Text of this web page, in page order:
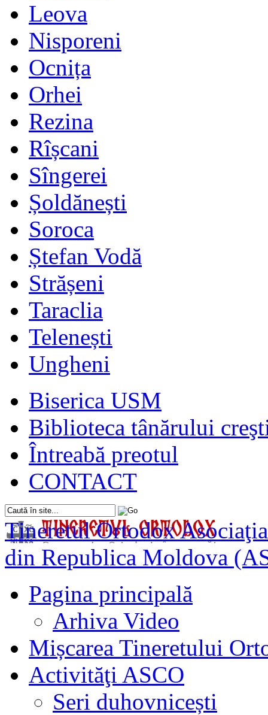
Leova
Nisporeni
Ocnița
Orhei
Rezina
Rîșcani
Sîngerei
Șoldănești
Soroca
Ștefan Vodă
Strășeni
Taraclia
Telenești
Ungheni
Biserica USM
Biblioteca tânărului
Întreabă preotul
CONTACT
Tineretul Ortodox
din Republica Moldova
Pagina principală
Arhiva Video
Mișcarea Tineretului
Activităţi ASCO
Seri duhovnicești